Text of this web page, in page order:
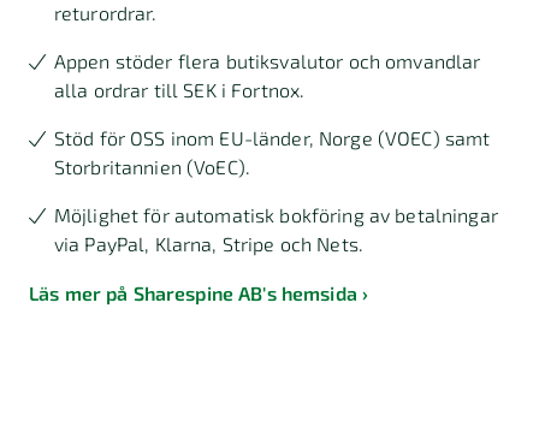
returordrar.
Appen stöder flera butiksvalutor och omvandlar
alla ordrar till SEK i Fortnox.
Stöd för OSS inom EU-länder, Norge (VOEC) samt
Storbritannien (VoEC).
Möjlighet för automatisk bokföring av betalningar
via PayPal, Klarna, Stripe och Nets.
Läs mer på Sharespine AB's hemsida